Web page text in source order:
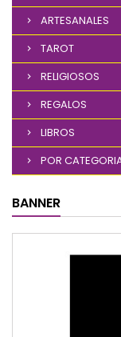
ARTESANALES
TAROT
RELIGIOSOS
REGALOS
LIBROS
POR
BANNER